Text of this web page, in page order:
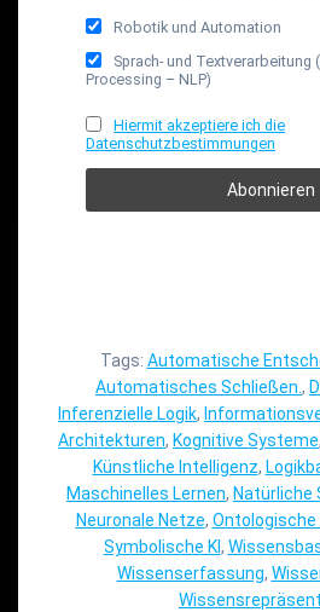
Robotik und Automation
Sprach- und Textverarbeitung
Processing – NLP)
Hiermit akzeptiere ich die
Datenschutzbestimmungen
Tags: Automatische
Automatisches Schließen. ,
Inferenzielle Logik,
Architekturen, Kognitive Systeme,
Künstliche Intelligenz,
Maschinelles Lernen, Natürliche
Neuronale Netze, Ontologische
Symbolische KI,
Wissenserfassung,